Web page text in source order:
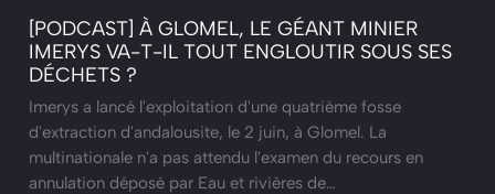
[PODCAST] À GLOMEL, LE GÉANT MINIER
IMERYS VA-T-IL TOUT ENGLOUTIR SOUS SES
DÉCHETS ?
Imerys a lancé l'exploitation d'une quatrième fosse
d'extraction d'andalousite, le 2 juin, à Glomel. La
multinationale n'a pas attendu l'examen du recours en
annulation déposé par Eau et rivières de…